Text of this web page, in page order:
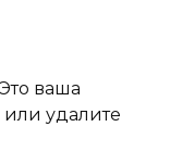
ваша
или удалите